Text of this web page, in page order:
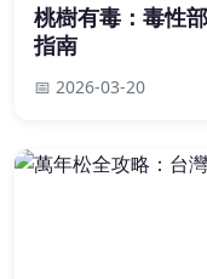
桃樹有毒：毒性
指南
📅 2026-03-20